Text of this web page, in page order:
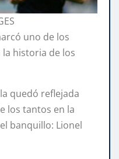
uno de los
historia de los
quedó reflejada
los tantos en la
banquillo: Lionel